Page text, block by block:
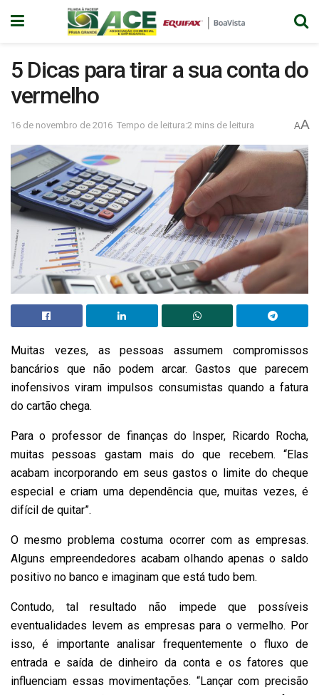
5 Dicas para tirar a sua conta do
vermelho
16 de novembro de 2016 Tempo de leitura:2 mins de leitura AA
Muitas vezes, as pessoas assumem compromissos
bancários que não podem arcar. Gastos que parecem
inofensivos viram impulsos consumistas quando a fatura
do cartão chega.
Para o professor de finanças do Insper, Ricardo Rocha,
muitas pessoas gastam mais do que recebem. “Elas
acabam incorporando em seus gastos o limite do cheque
especial e criam uma dependência que, muitas vezes, é
difícil de quitar”.
O mesmo problema costuma ocorrer com as empresas.
Alguns empreendedores acabam olhando apenas o saldo
positivo no banco e imaginam que está tudo bem.
Contudo, tal resultado não impede que possíveis
eventualidades levem as empresas para o vermelho. Por
isso, é importante analisar frequentemente o fluxo de
entrada e saída de dinheiro da conta e os fatores que
influenciam essas movimentações. “Lançar com precisão